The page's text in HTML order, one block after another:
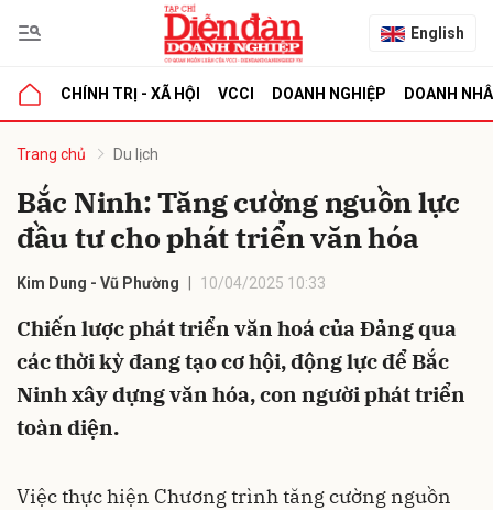
English
CHÍNH TRỊ - XÃ HỘI VCCI DOANH NGHIỆP DOANH
Trang chủ Du lịch
Bắc Ninh: Tăng cường nguồn lực
đầu tư cho phát triển văn hóa
Kim Dung - Vũ Phường 10/04/2025 10:33
Chiến lược phát triển văn hoá của Đảng qua
các thời kỳ đang tạo cơ hội, động lực để Bắc
Ninh xây dựng văn hóa, con người phát triển
toàn diện.
Việc thực hiện Chương trình tăng cường nguồn
luận
Hủy